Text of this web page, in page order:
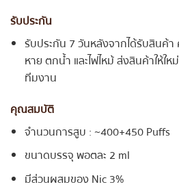
รับประกัน
รับประกัน 7 วันหลังจากได้รับสินค้
หาย ตกน้ำ และไฟไหม้ ส่งสินค้าให้ใ
ทีมงาน
คุณสมบัติ
จำนวนการสูบ : ~400+450 Puffs
ขนาดบรรจุ พอตละ 2 ml
มีส่วนผสมของ Nic 3%